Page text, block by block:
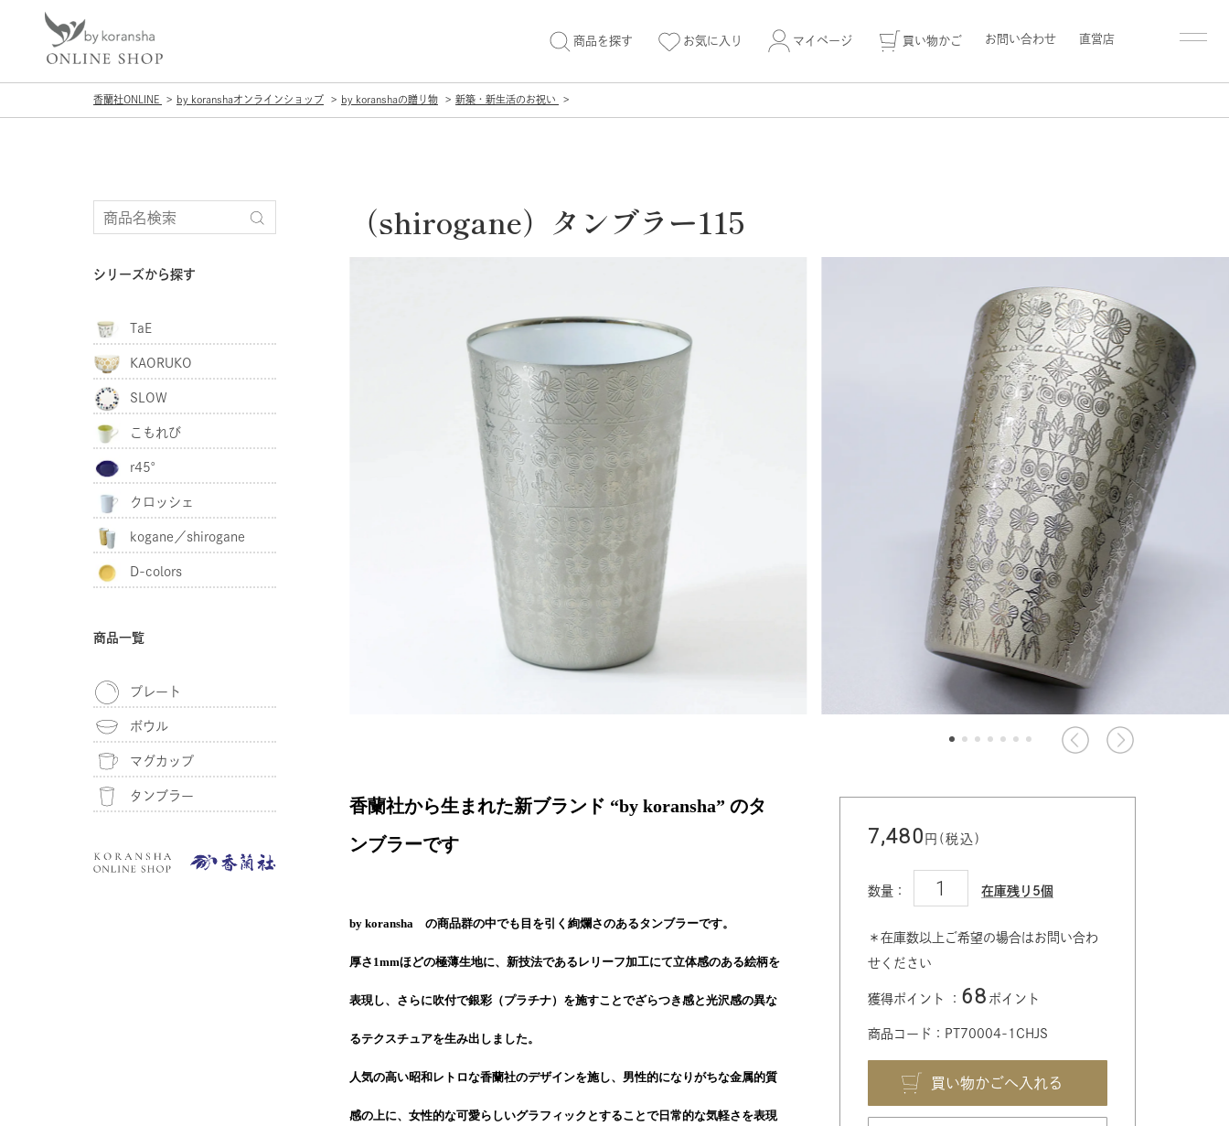
商品を探す お気に入り マイページ 買い物かご お問い合わせ 直営店
香蘭社ONLINE by koranshaオンラインショップ by koranshaの贈り物 新築・新生活のお祝い
（shirogane）タンブラー115
香蘭社から生まれた新ブランド “by koransha” のタ
ンブラーです
by koransha の商品群の中でも目を引く絢爛さのあるタンブラーです。
厚さ1mmほどの極薄生地に、新技法であるレリーフ加工にて立体感のある絵柄を
表現し、さらに吹付で銀彩（プラチナ）を施すことでざらつき感と光沢感の異な
るテクスチュアを生み出しました。
人気の高い昭和レトロな香蘭社のデザインを施し、男性的になりがちな金属的質
感の上に、女性的な可愛らしいグラフィックとすることで日常的な気軽さを表現
7,480 円(税込)
数量： 在庫残り5個
＊在庫数以上ご希望の場合はお問い合わ
せください
獲得ポイント ： 68 ポイント
商品コード：PT70004-1CHJS
シリーズから探す
TaE
KAORUKO
SLOW
こもれび
r45°
クロッシェ
kogane／shirogane
D-colors
商品一覧
プレート
ボウル
マグカップ
タンブラー